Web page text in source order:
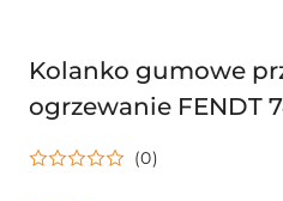
Kolanko gumowe
ogrzewanie FENDT
725810250080
(0)